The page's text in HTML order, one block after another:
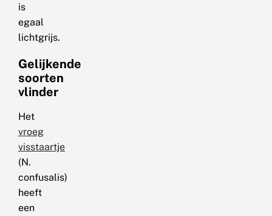
is
egaal
lichtgrijs.
Gelijkende
soorten
vlinder
Het
vroeg
visstaartje
(N.
confusalis)
heeft
een